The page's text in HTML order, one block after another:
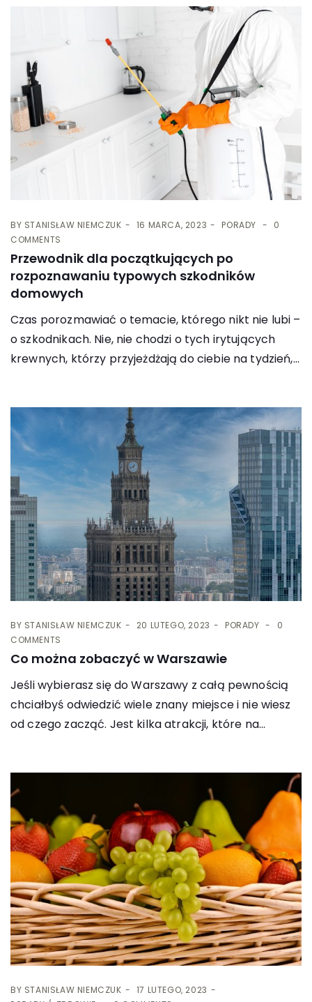
BY STANISŁAW NIEMCZUK 16 MARCA, 2023 PORADY
0
COMMENTS
Przewodnik dla początkujących po
rozpoznawaniu typowych szkodników
domowych
Czas porozmawiać o temacie, którego nikt nie lubi –
o szkodnikach. Nie, nie chodzi o tych irytujących
krewnych, którzy przyjeżdżają do ciebie na tydzień,...
BY STANISŁAW NIEMCZUK 20 LUTEGO, 2023 PORADY
0
COMMENTS
Co można zobaczyć w Warszawie
Jeśli wybierasz się do Warszawy z całą pewnością
chciałbyś odwiedzić wiele znany miejsce i nie wiesz
od czego zacząć. Jest kilka atrakcji, które na...
BY STANISŁAW NIEMCZUK
17 LUTEGO, 2023